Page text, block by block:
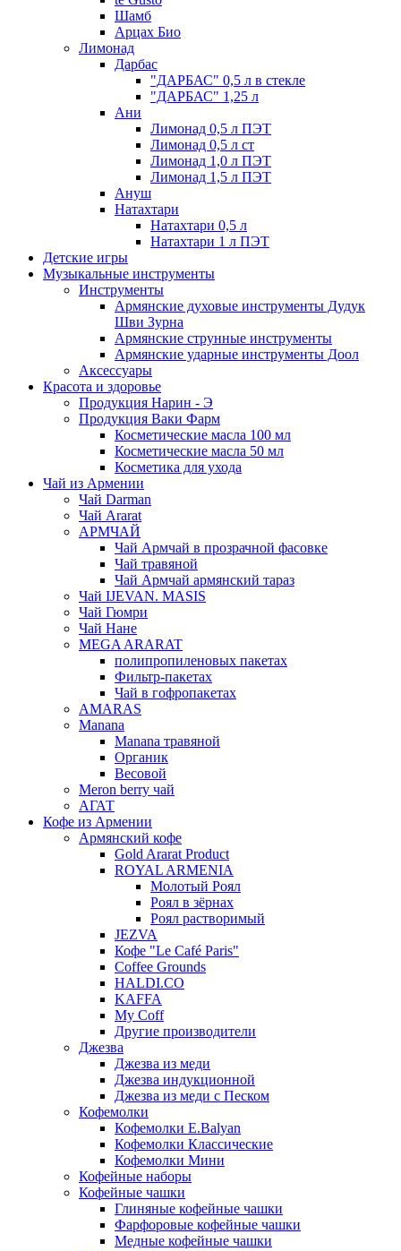
Шамб
Арцах Био
Лимонад
Дарбас
"ДАРБАС" 0,5 л в стекле
"ДАРБАС" 1,25 л
Ани
Лимонад 0,5 л ПЭТ
Лимонад 0,5 л ст
Лимонад 1,0 л ПЭТ
Лимонад 1,5 л ПЭТ
Ануш
Натахтари
Натахтари 0,5 л
Натахтари 1 л ПЭТ
Детские игры
Музыкальные инструменты
Инструменты
Армянские духовые инструменты Дудук
Шви Зурна
Армянские струнные инструменты
Армянские ударные инструменты Доол
Аксессуары
Красота и здоровье
Продукция Нарин - Э
Продукция Ваки Фарм
Косметические масла 100 мл
Косметические масла 50 мл
Косметика для ухода
Чай из Армении
Чай Darman
Чай Ararat
АРМЧАЙ
Чай Армчай в прозрачной фасовке
Чай травяной
Чай Армчай армянский тараз
Чай IJEVAN. MASIS
Чай Гюмри
Чай Нане
MEGA ARARAT
полипропиленовых пакетах
Фильтр-пакетах
Чай в гофропакетах
AMARAS
Manana
Manana травяной
Органик
Весовой
Meron berry чай
АГАТ
Кофе из Армении
Армянский кофе
Gold Ararat Product
ROYAL ARMENIA
Молотый Роял
Роял в зёрнах
Роял растворимый
JEZVA
Кофе "Le Café Paris"
Coffee Grounds
HALDI.CO
KAFFA
My Coff
Другие производители
Джезва
Джезва из меди
Джезва индукционной
Джезва из меди с Песком
Кофемолки
Кофемолки E.Balyan
Кофемолки Классические
Кофемолки Мини
Кофейные наборы
Кофейные чашки
Глиняные кофейные чашки
Фарфоровые кофейные чашки
Медные кофейные чашки